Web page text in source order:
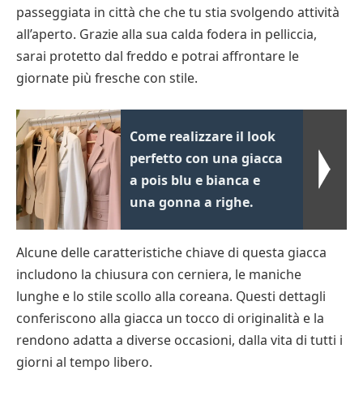
passeggiata in città che che tu stia svolgendo attività
all’aperto. Grazie alla sua calda fodera in pelliccia,
sarai protetto dal freddo e potrai affrontare le
giornate più fresche con stile.
Come realizzare il look
perfetto con una giacca
a pois blu e bianca e
una gonna a righe.
Alcune delle caratteristiche chiave di questa giacca
includono la chiusura con cerniera, le maniche
lunghe e lo stile scollo alla coreana. Questi dettagli
conferiscono alla giacca un tocco di originalità e la
rendono adatta a diverse occasioni, dalla vita di tutti i
giorni al tempo libero.